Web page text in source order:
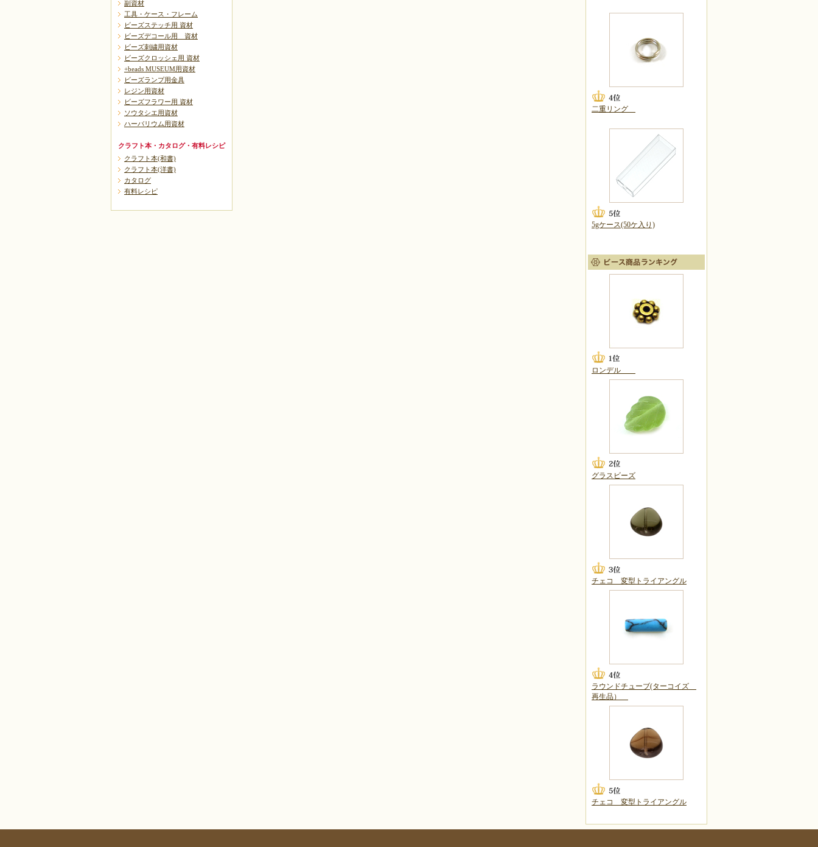
副資材
工具・ケース・フレーム
ビーズステッチ用 資材
ビーズデコール用 資材
ビーズ刺繍用資材
ビーズクロッシェ用 資材
+beads MUSEUM用資材
ビーズランプ用金具
レジン用資材
ビーズフラワー用 資材
ソウタシエ用資材
ハーバリウム用資材
クラフト本・カタログ・有料レシピ
クラフト本(和書)
クラフト本(洋書)
カタログ
有料レシピ
二重リング
5gケース(50ケ入り)
ロンデル
グラスビーズ
チェコ 変型トライアングル
ラウンドチューブ(ターコイズ
再生品）
チェコ 変型トライアングル